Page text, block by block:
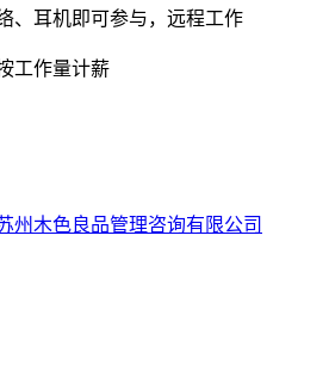
、耳机即可参与，远程工作
工作量计薪
州木色良品管理咨询有限公司